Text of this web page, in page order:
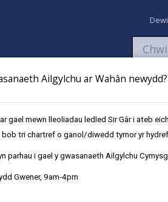
Ailgylchu ar Wahân
mewn lleoliadau ledled Sir Gâr i ateb
bob tri chartref o ganol/diwedd tymor yr
parhau i gael y gwasanaeth Ailgylchu
Gwener, 9am-4pm
Fy Nghyfrifon Talu
Profiad Gwaith